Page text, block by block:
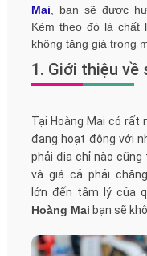
Mai , bạn sẽ được
Kèm theo đó là chất
không tăng giá trong
1. Giới thiệu về
Tại Hoàng Mai có rất
đang hoạt động với
phải địa chỉ nào
và giá cả phải
lớn đến tâm lý của
Hoàng Mai bạn sẽ